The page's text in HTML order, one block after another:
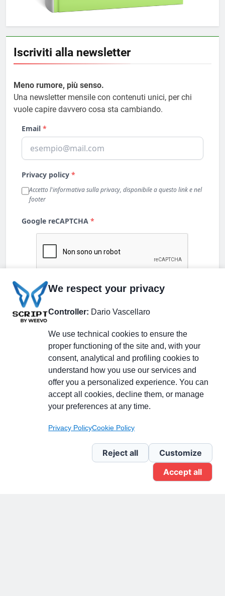
Iscriviti alla newsletter
Meno rumore, più senso.
Una newsletter mensile con contenuti unici, per chi
vuole capire davvero cosa sta cambiando.
Partecipa alla discussione
Pagina Linkedin
Newsletter Linkedin
We respect your privacy
Controller: Dario Vascellaro
We use technical cookies to ensure the
proper functioning of the site and, with your
consent, analytical and profiling cookies to
understand how you use our services and
offer you a personalized experience. You can
accept all cookies, decline them, or manage
your preferences at any time.
Privacy PolicyCookie Policy
Reject all
Customize
Accept all